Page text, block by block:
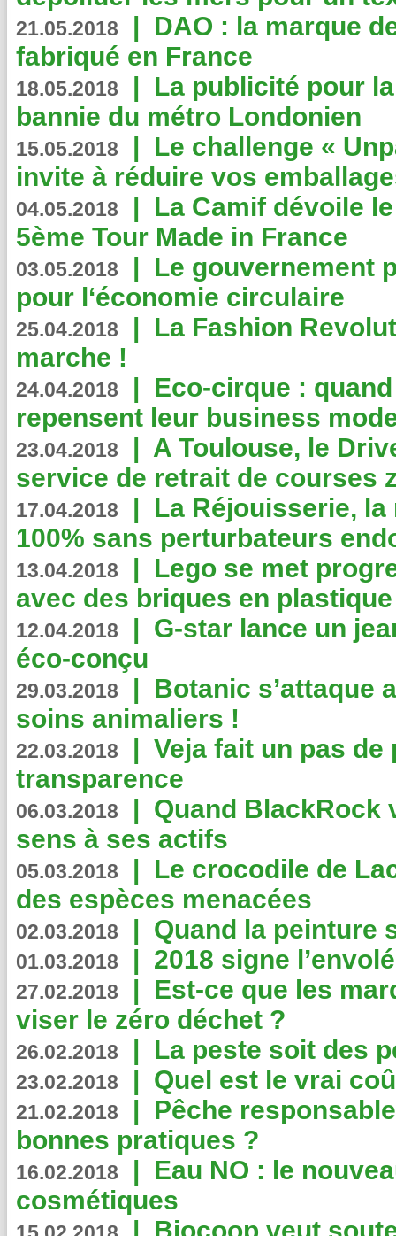
21.05.2018 | DAO : la marque
fabriqué en France
18.05.2018 | La publicité pour
bannie du métro Londonien
15.05.2018 | Le challenge «
invite à réduire vos
04.05.2018 | La Camif dévoile
5ème Tour Made in France
03.05.2018 | Le gouvernement
pour l‘économie circulaire
25.04.2018 | La Fashion
marche !
24.04.2018 | Eco-cirque :
repensent leur business
23.04.2018 | A Toulouse, le
service de retrait de courses
17.04.2018 | La Réjouisserie,
100% sans perturbateurs
13.04.2018 | Lego se met
avec des briques en
12.04.2018 | G-star lance un
éco-conçu
29.03.2018 | Botanic s’attaque
soins animaliers !
22.03.2018 | Veja fait un pas de
transparence
06.03.2018 | Quand BlackRock
sens à ses actifs
05.03.2018 | Le crocodile de
des espèces menacées
02.03.2018 | Quand la peinture
01.03.2018 | 2018 signe
27.02.2018 | Est-ce que les
viser le zéro déchet ?
26.02.2018 | La peste soit des
23.02.2018 | Quel est le vrai
21.02.2018 | Pêche
bonnes pratiques ?
16.02.2018 | Eau NO : le
cosmétiques